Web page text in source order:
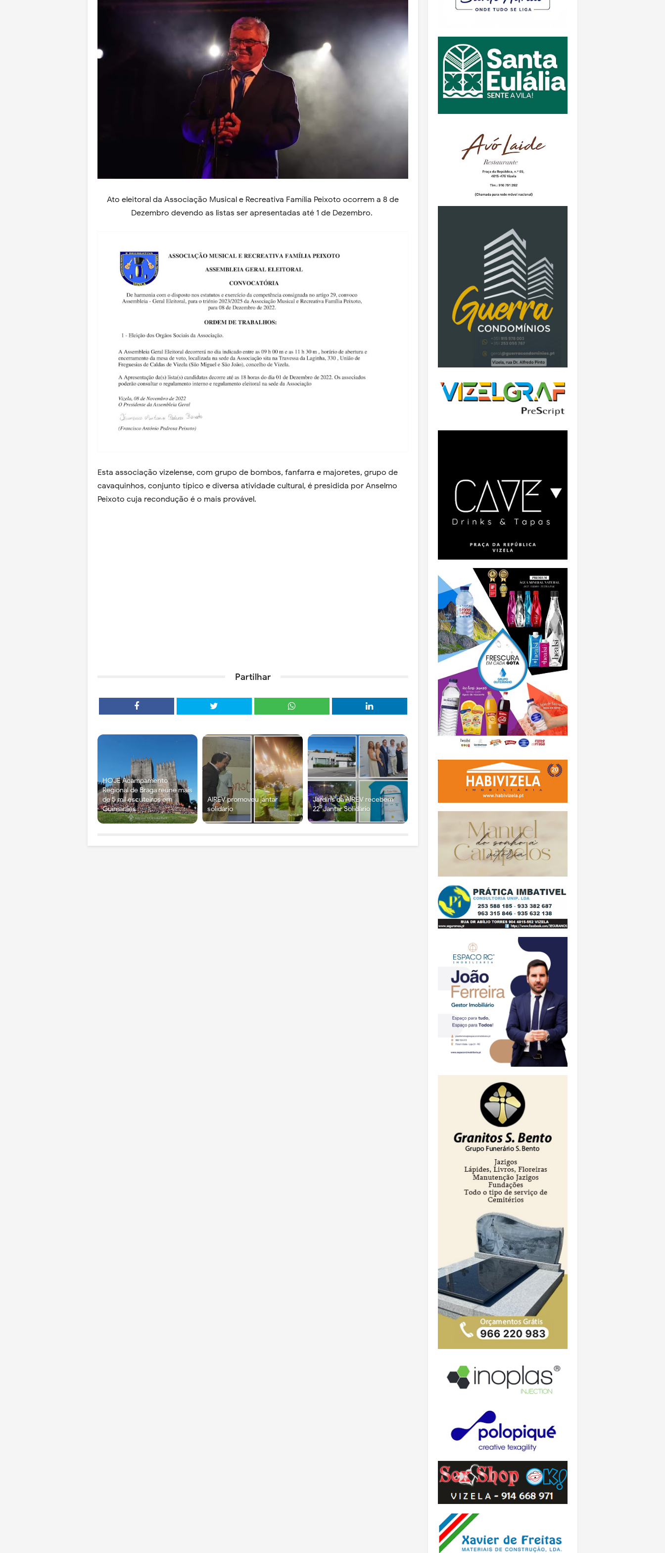
Ato eleitoral da Associação Musical e Recreativa Família Peixoto ocorrem a 8 de
Dezembro devendo as listas ser apresentadas até 1 de Dezembro.
Esta associação vizelense, com grupo de bombos, fanfarra e majoretes, grupo de
cavaquinhos, conjunto típico e diversa atividade cultural, é presidida por Anselmo
Peixoto cuja recondução é o mais provável.
Partilhar
HOJE Acampamento
Regional de Braga reúne mais
de 5 mil escuteiros em
Guimarães
AIREV promoveu jantar
solidário
Jardins da AIREV recebem
22⁰ Jantar Solidário